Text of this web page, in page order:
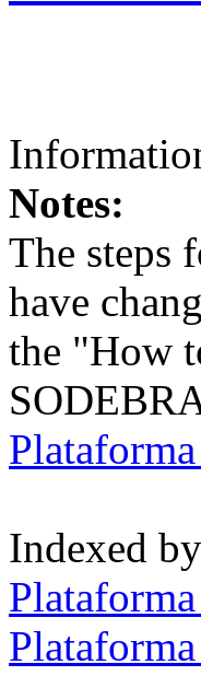
Notes:
The steps
have
the "How
Indexed